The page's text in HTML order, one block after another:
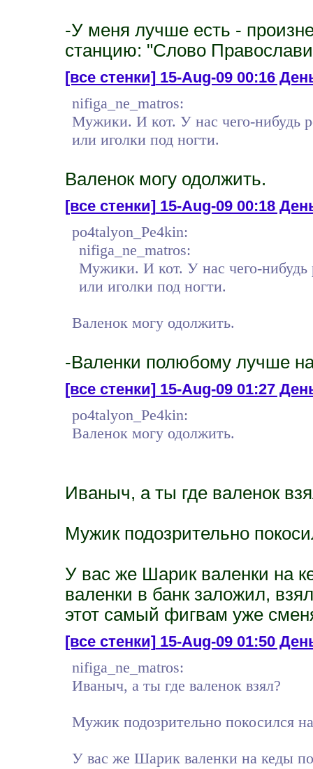
-У меня лучше есть -
станцию: "Слово
[все стенки]15-Aug-09 00:16
nifiga_ne_matros:
Мужики. И кот. У нас чего-нибудь
или иголки под ногти.
Валенок могу одолжить.
[все стенки]15-Aug-09 00:18
po4talyon_Pe4kin:
nifiga_ne_matros:
Мужики. И кот. У нас чего-
или иголки под ногти.
Валенок могу одолжить.
-Валенки полюбому лучше
[все стенки]15-Aug-09 01:27
po4talyon_Pe4kin:
Валенок могу одолжить.
Иваныч, а ты где валенок
Мужик подозрительно
У вас же Шарик валенки на
валенки в банк заложил,
этот самый фигвам уже
[все стенки]15-Aug-09 01:50
nifiga_ne_matros:
Иваныч, а ты где валенок взял?
Мужик подозрительно покосился
У вас же Шарик валенки на кеды